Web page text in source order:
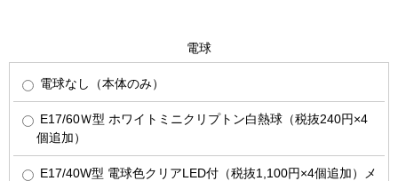
電球
電球なし（本体のみ）
E17/60Ｗ型 ホワイトミニクリプトン白熱球（税抜240円×4
個追加）
E17/40W型 電球色クリアLED付（税抜1,100円×4個追加）メ